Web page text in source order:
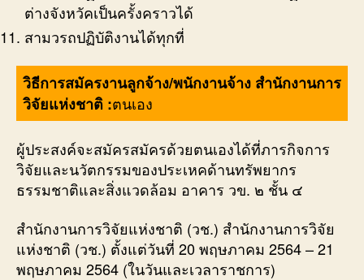
ต่างจังหวัคเป็นครั้งคราวได้
สามวรถปฏิบัติงานได้ทุกที่
วิธีการสมัครงานลูกจ้าง/พนักงานจ้าง สำนักงานการ
วิจัยแห่งชาติ :ตนเอง
ผู้ประสงค์จะสมัครสมัครด้วยตนเองได้ที่ภารกิจการ
วิจัยและนวัตกรรมของประเหคด้านทรัพยากร
ธรรมชาติและสิ่งแวดล้อม อาคาร วข. ๒ ชั้น ๔
สำนักงานการวิจัยแห่งชาติ (วช.) สำนักงานการวิจัย
แห่งชาติ (วช.) ตั้งแต่วันที่ 20 พฤษภาคม 2564 – 21
พฤษภาคม 2564 (ในวันและเวลาราชการ)